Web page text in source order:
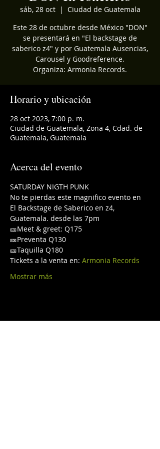
sáb, 28 oct
  |
Ciudad de Guatemala
Este 28 de octubre desde México "DON"
se presentará en "El backstage de
saberico z4" y por Guatemala Ausencias,
Carousel y Goodreference.
Organiza: Armonia Records.
Horario y ubicación
28 oct 2023, 7:00 p. m.
Ciudad de Guatemala, Zona 4, Cdad. de
Guatemala, Guatemala
Acerca del evento
SATURDAY NIGTH PUNK
No te pierdas este magnifico evento en
El Backstage de Saberico en z4,
Guatemala. desde las 7pm
🎫Meet & greet: Q175
🎫Preventa Q130
🎫Taquilla Q180
Tickets a la venta en: Armonia Records
Mostrar más